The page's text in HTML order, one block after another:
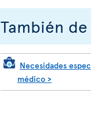
También
Necesidades
médico >